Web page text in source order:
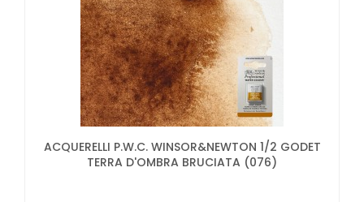
ACQUERELLI P.W.C. WINSOR&NEWTON 1/2 GODET
TERRA D'OMBRA BRUCIATA (076)